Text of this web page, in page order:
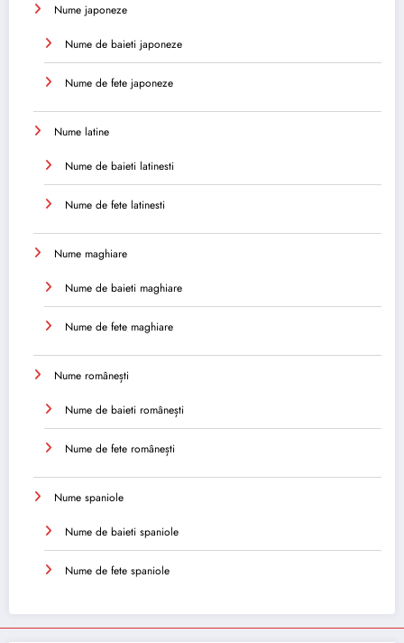
Nume japoneze
Nume de baieti japoneze
Nume de fete japoneze
Nume latine
Nume de baieti latinesti
Nume de fete latinesti
Nume maghiare
Nume de baieti maghiare
Nume de fete maghiare
Nume românești
Nume de baieti românești
Nume de fete românești
Nume spaniole
Nume de baieti spaniole
Nume de fete spaniole